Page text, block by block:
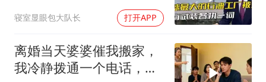
寝室显眼包大队长 打开APP
离婚当天婆婆催我搬家，
我冷静拨通一个电话，全